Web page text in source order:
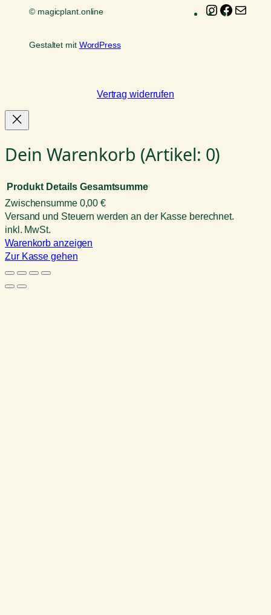
© magicplant.online Instagram
Gestaltet mit WordPress
Vertrag widerrufen
Dein Warenkorb (Artikel: 0)
Produkte
im
Warenkorb
Produkt Details Gesamtsumme
Zwischensumme 0,00 €
Versand und Steuern werden an der Kasse berechnet.
inkl. MwSt.
Warenkorb anzeigen
Zur Kasse gehen